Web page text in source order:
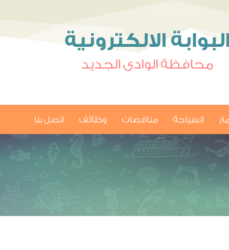
البوابة الالكترونية
محافظة الوادى الجديد
السياحة مناقصات وظائف اتصل بنا